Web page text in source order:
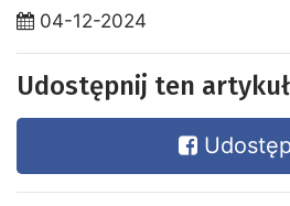
04-12-2024
Udostępnij ten